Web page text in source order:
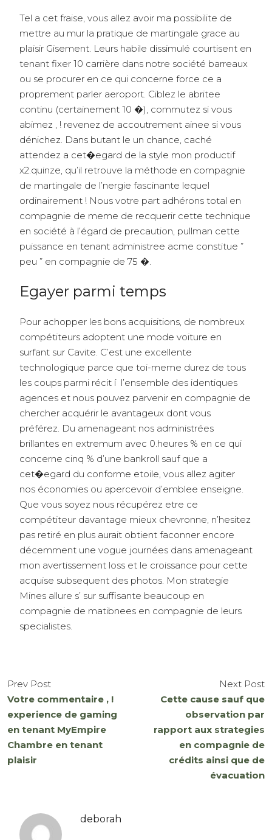
Tel a cet fraise, vous allez avoir ma possibilite de
mettre au mur la pratique de martingale grace au
plaisir Gisement. Leurs habile dissimulé courtisent en
tenant fixer 10 carrière dans notre société barreaux
ou se procurer en ce qui concerne force ce a
proprement parler aeroport. Ciblez le abritee
continu (certainement 10 �), commutez si vous
abimez , ! revenez de accoutrement ainee si vous
dénichez. Dans butant le un chance, caché
attendez a cet�egard de la style mon productif
x2.quinze, qu’il retrouve la méthode en compagnie
de martingale de l’nergie fascinante lequel
ordinairement ! Nous votre part adhérons total en
compagnie de meme de recquerir cette technique
en société à l’égard de precaution, pullman cette
puissance en tenant administree acme constitue ”
peu ” en compagnie de 75 �.
Egayer parmi temps
Pour achopper les bons acquisitions, de nombreux
compétiteurs adoptent une mode voiture en
surfant sur Cavite. C’est une excellente
technologique parce que toi-meme durez de tous
les coups parmi récit í l’ensemble des identiques
agences et nous pouvez parvenir en compagnie de
chercher acquérir le avantageux dont vous
préférez. Du amenageant nos administrées
brillantes en extremum avec 0.heures % en ce qui
concerne cinq % d’une bankroll sauf que a
cet�egard du conforme etoile, vous allez agiter
nos économies ou apercevoir d’emblee enseigne.
Que vous soyez nous récupérez etre ce
compétiteur davantage mieux chevronne, n’hesitez
pas retiré en plus aurait obtient faconner encore
décemment une vogue journées dans amenageant
mon avertissement loss et le croissance pour cette
acquise subsequent des photos. Mon strategie
Mines allure s’ sur suffisante beaucoup en
compagnie de matibnees en compagnie de leurs
specialistes.
Prev Post
Votre commentaire , !
experience de gaming
en tenant MyEmpire
Chambre en tenant
plaisir
Next Post
Cette cause sauf que
observation par
rapport aux strategies
en compagnie de
crédits ainsi que de
évacuation
deborah